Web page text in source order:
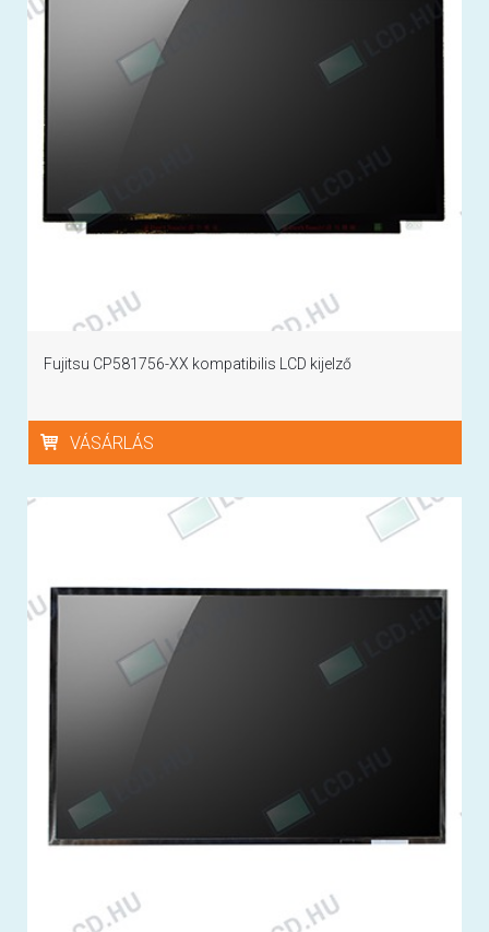
Fujitsu CP581756-XX kompatibilis LCD kijelző
VÁSÁRLÁS